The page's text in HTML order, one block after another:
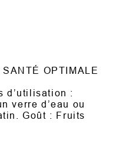
OPTIMALE
d’utilisation :
verre d’eau ou
Goût : Fruits